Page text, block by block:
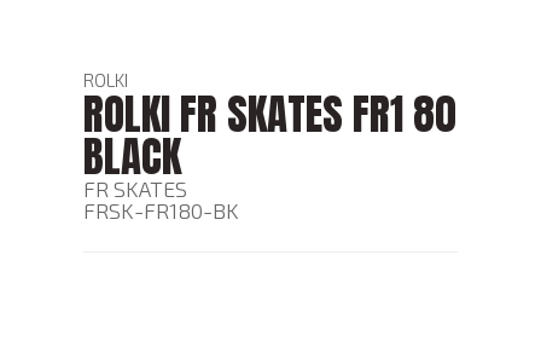
ROLKI
ROLKI FR SKATES FR1 80
BLACK
FR SKATES
FRSK-FR180-BK